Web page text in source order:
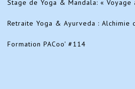
Stage de Yoga & Mandala: «
Retraite Yoga & Ayurveda : Alchimie
Formation PACoo' #114